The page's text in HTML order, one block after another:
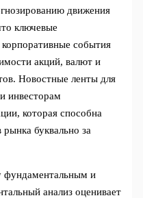
движения
ключевые
события
акций, валют и
Новостные ленты для
инвесторам
которая способна
буквально за
фундаментальным и
анализ оценивает